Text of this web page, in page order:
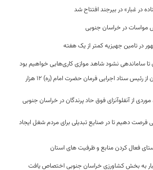
در غبار» در بیرجند افتتاح شد
مواسات در خراسان جنوبی
در تامین جهیزیه کمتر از یک هفته
تا ساماندهی نشود شاهد موازی کاری‌هایی خواهیم بود
ثمرات دعوت معتمدیان از رئیس ستاد اجرایی فرمان حضرت امام (ره) ۱۲ هزار
از آنفلوآنزای فوق حاد پرندگان در خراسان جنوبی
دهیم تا در صنایع تبدیلی برای مردم شغل ایجاد
فعال کردن منابع و ظرفیت های استان